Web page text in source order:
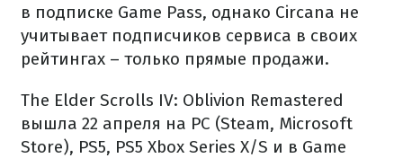
в подписке Game Pass, однако Circana не
учитывает подписчиков сервиса в своих
рейтингах – только прямые продажи.
The Elder Scrolls IV: Oblivion Remastered
вышла 22 апреля на PC (Steam, Microsoft
Store), PS5, PS5 Xbox Series X/S и в Game